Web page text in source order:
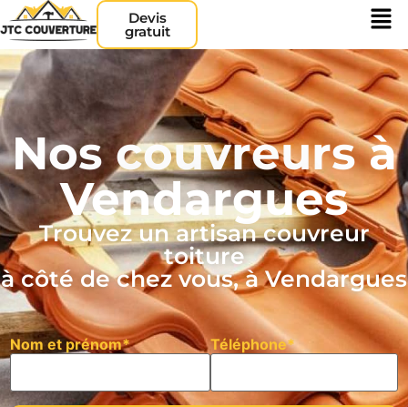
Devis
gratuit
Nos couvreurs à
Vendargues
Trouvez un artisan couvreur
toiture
à côté de chez vous, à Vendargues
Nom et prénom* Téléphone*